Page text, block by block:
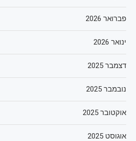
פברואר 2026
ינואר 2026
דצמבר 2025
נובמבר 2025
אוקטובר 2025
אוגוסט 2025